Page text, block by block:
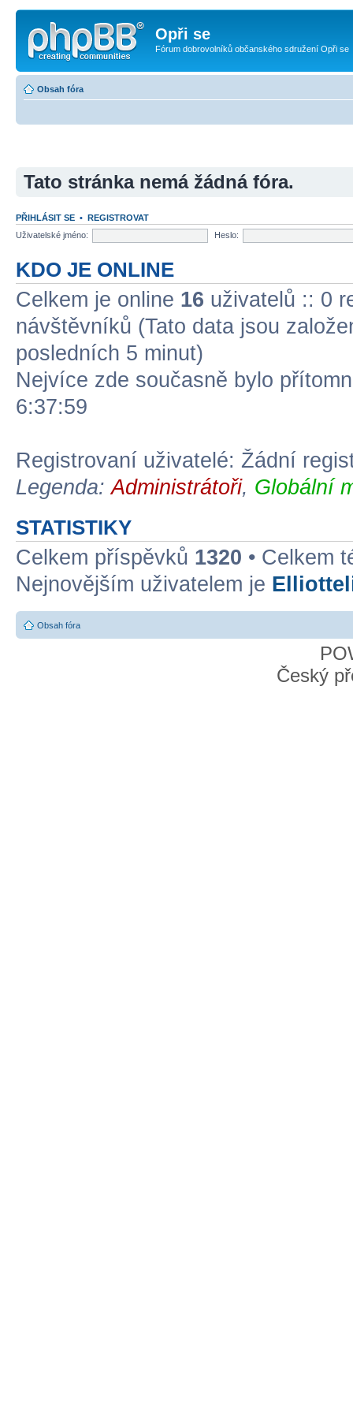
Opři se
Fórum dobrovolníků občanského sdružení Opři se
Obsah fóra
Tato stránka nemá žádná fóra.
PŘIHLÁSIT SE • REGISTROVAT
Uživatelské jméno:
Heslo:
KDO JE ONLINE
Celkem je online 16 uživatelů :: 0
návštěvníků (Tato data jsou
posledních 5 minut)
Nejvíce zde současně bylo
6:37:59
Registrovaní uživatelé: Žádní
Legenda:Administrátoři, Globální
STATISTIKY
Celkem příspěvků 1320 • Celkem
Nejnovějším uživatelem je
Obsah fóra
Český